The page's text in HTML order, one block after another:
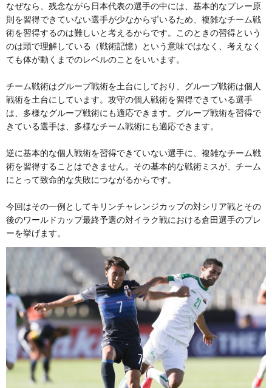
なぜなら、残念ながら日本代表の選手の中には、基本的なプレー原
則を習得できていない選手が少なからずいるため、複雑なチーム戦
術を習得するのは難しいと考えるからです。このときの習得という
のは頭で理解している（戦術記憶）という意味ではなく、考えなく
ても体が動くまでのレベルのことをいいます。
チーム戦術はグループ戦術を土台にしており、グループ戦術は個人
戦術を土台にしています。攻守の個人戦術を習得できている選手
は、多様なグループ戦術にも適応できます。グループ戦術を習得で
きている選手は、多様なチーム戦術にも適応できます。
逆に基本的な個人戦術を習得できていない選手に、複雑なチーム戦
術を習得することはできません。その基本的な戦術ミスが、チーム
にとって致命的な失敗につながるからです。
今回はその一例としてキリンチャレンジカップの対シリア戦とその
後のワールドカップ最終予選の対イラク戦における倉田選手のプレ
ーを挙げます。